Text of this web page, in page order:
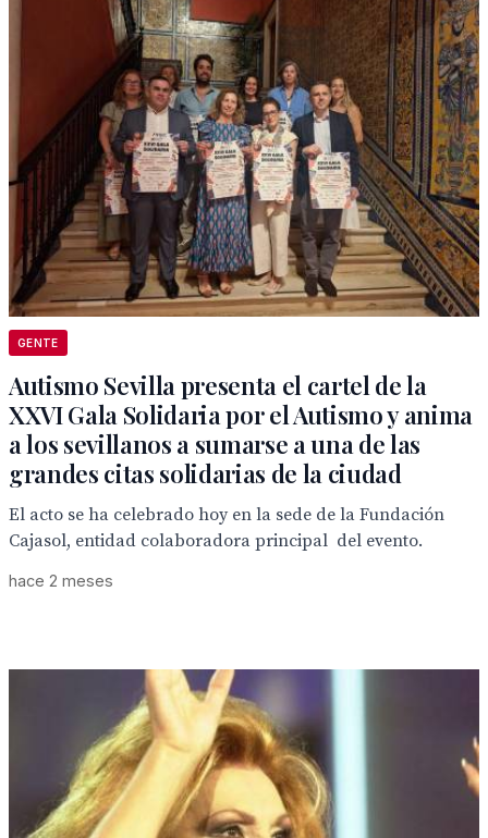
GENTE
Autismo Sevilla presenta el cartel de la
XXVI Gala Solidaria por el Autismo y anima
a los sevillanos a sumarse a una de las
grandes citas solidarias de la ciudad
El acto se ha celebrado hoy en la sede de la Fundación
Cajasol, entidad colaboradora principal del evento.
hace 2 meses